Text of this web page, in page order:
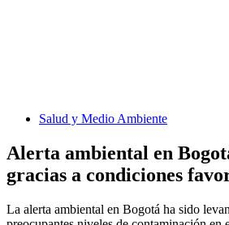
Salud y Medio Ambiente
Alerta ambiental en
gracias a condiciones
La alerta ambiental en Bogotá ha sido